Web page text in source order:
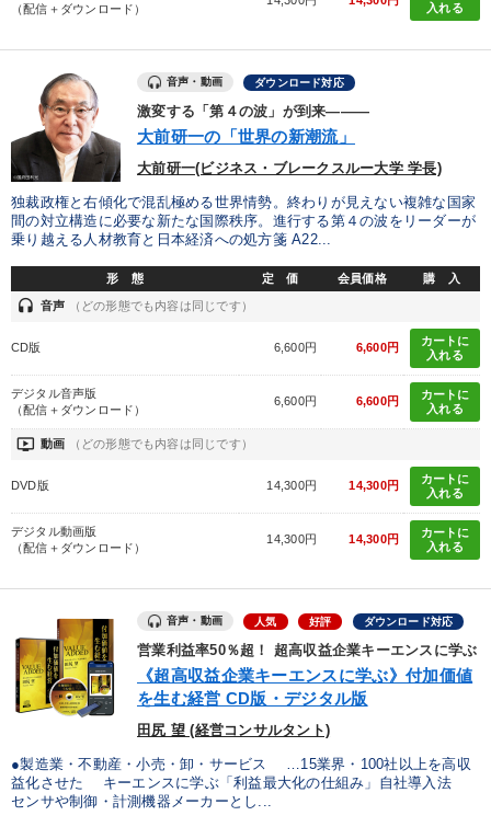
（配信＋ダウンロード） 入れる
音声・動画 ダウンロード対応
激変する「第４の波」が到来―――
大前研一の「世界の新潮流」
大前研一(ビジネス・ブレークスルー大学 学長)
独裁政権と右傾化で混乱極める世界情勢。終わりが見えない複雑な国家
間の対立構造に必要な新たな国際秩序。進行する第４の波をリーダーが
乗り越える人材教育と日本経済への処方箋 A22...
形 態 定 価 会員価格 購 入
headset 音声 （どの形態でも内容は同じです）
CD版 6,600円 6,600円
カートに
入れる
デジタル音声版
（配信＋ダウンロード）
6,600円 6,600円
カートに
入れる
ondemand_video 動画 （どの形態でも内容は同じです）
DVD版 14,300円 14,300円
カートに
入れる
デジタル動画版
（配信＋ダウンロード）
14,300円 14,300円
カートに
入れる
音声・動画 人気 好評 ダウンロード対応
営業利益率50％超！ 超高収益企業キーエンスに学ぶ
《超高収益企業キーエンスに学ぶ》付加価値
を生む経営 CD版・デジタル版
田尻 望 (経営コンサルタント)
●製造業・不動産・小売・卸・サービス …15業界・100社以上を高収
益化させた キーエンスに学ぶ「利益最大化の仕組み」自社導入法
センサや制御・計測機器メーカーとし...